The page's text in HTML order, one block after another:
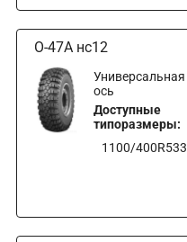
О-47А нс12
Универсальная
ось
Доступные
типоразмеры:
1100/400R533